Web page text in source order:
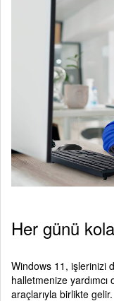
Her günü
Windows 11, işlerinizi
halletmenize
araçlarıyla birlikte gelir.